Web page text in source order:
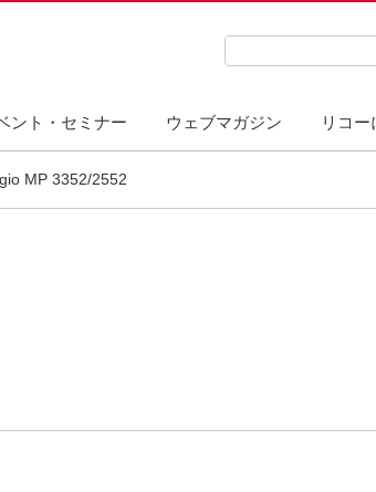
ント・セミナー ウェブマガジン リコー
検索キーワード入
MP 3352/2552